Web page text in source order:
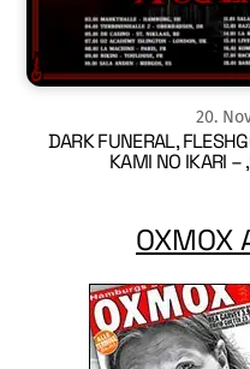
20.
DARK FUNERAL,
KAMI NO IKARI
OXMOX